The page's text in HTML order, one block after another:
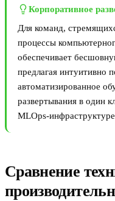
Корпоративное
Для команд,
процессы
обеспечивает
предлагая интуитивно
автоматизированное
развертывания в один
MLOps-
Сравнение